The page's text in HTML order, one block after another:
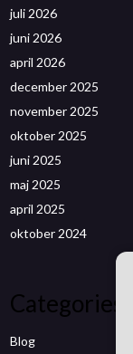
juli 2026
juni 2026
april 2026
december 2025
november 2025
oktober 2025
juni 2025
maj 2025
april 2025
oktober 2024
Categories
Blog